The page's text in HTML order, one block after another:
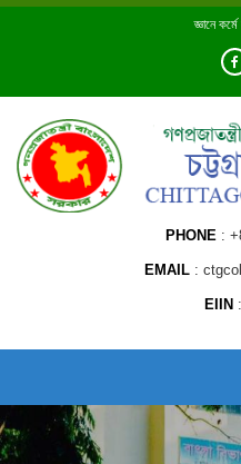
Skip
জ্ঞানে
PHONE
EMAIL
EIIN